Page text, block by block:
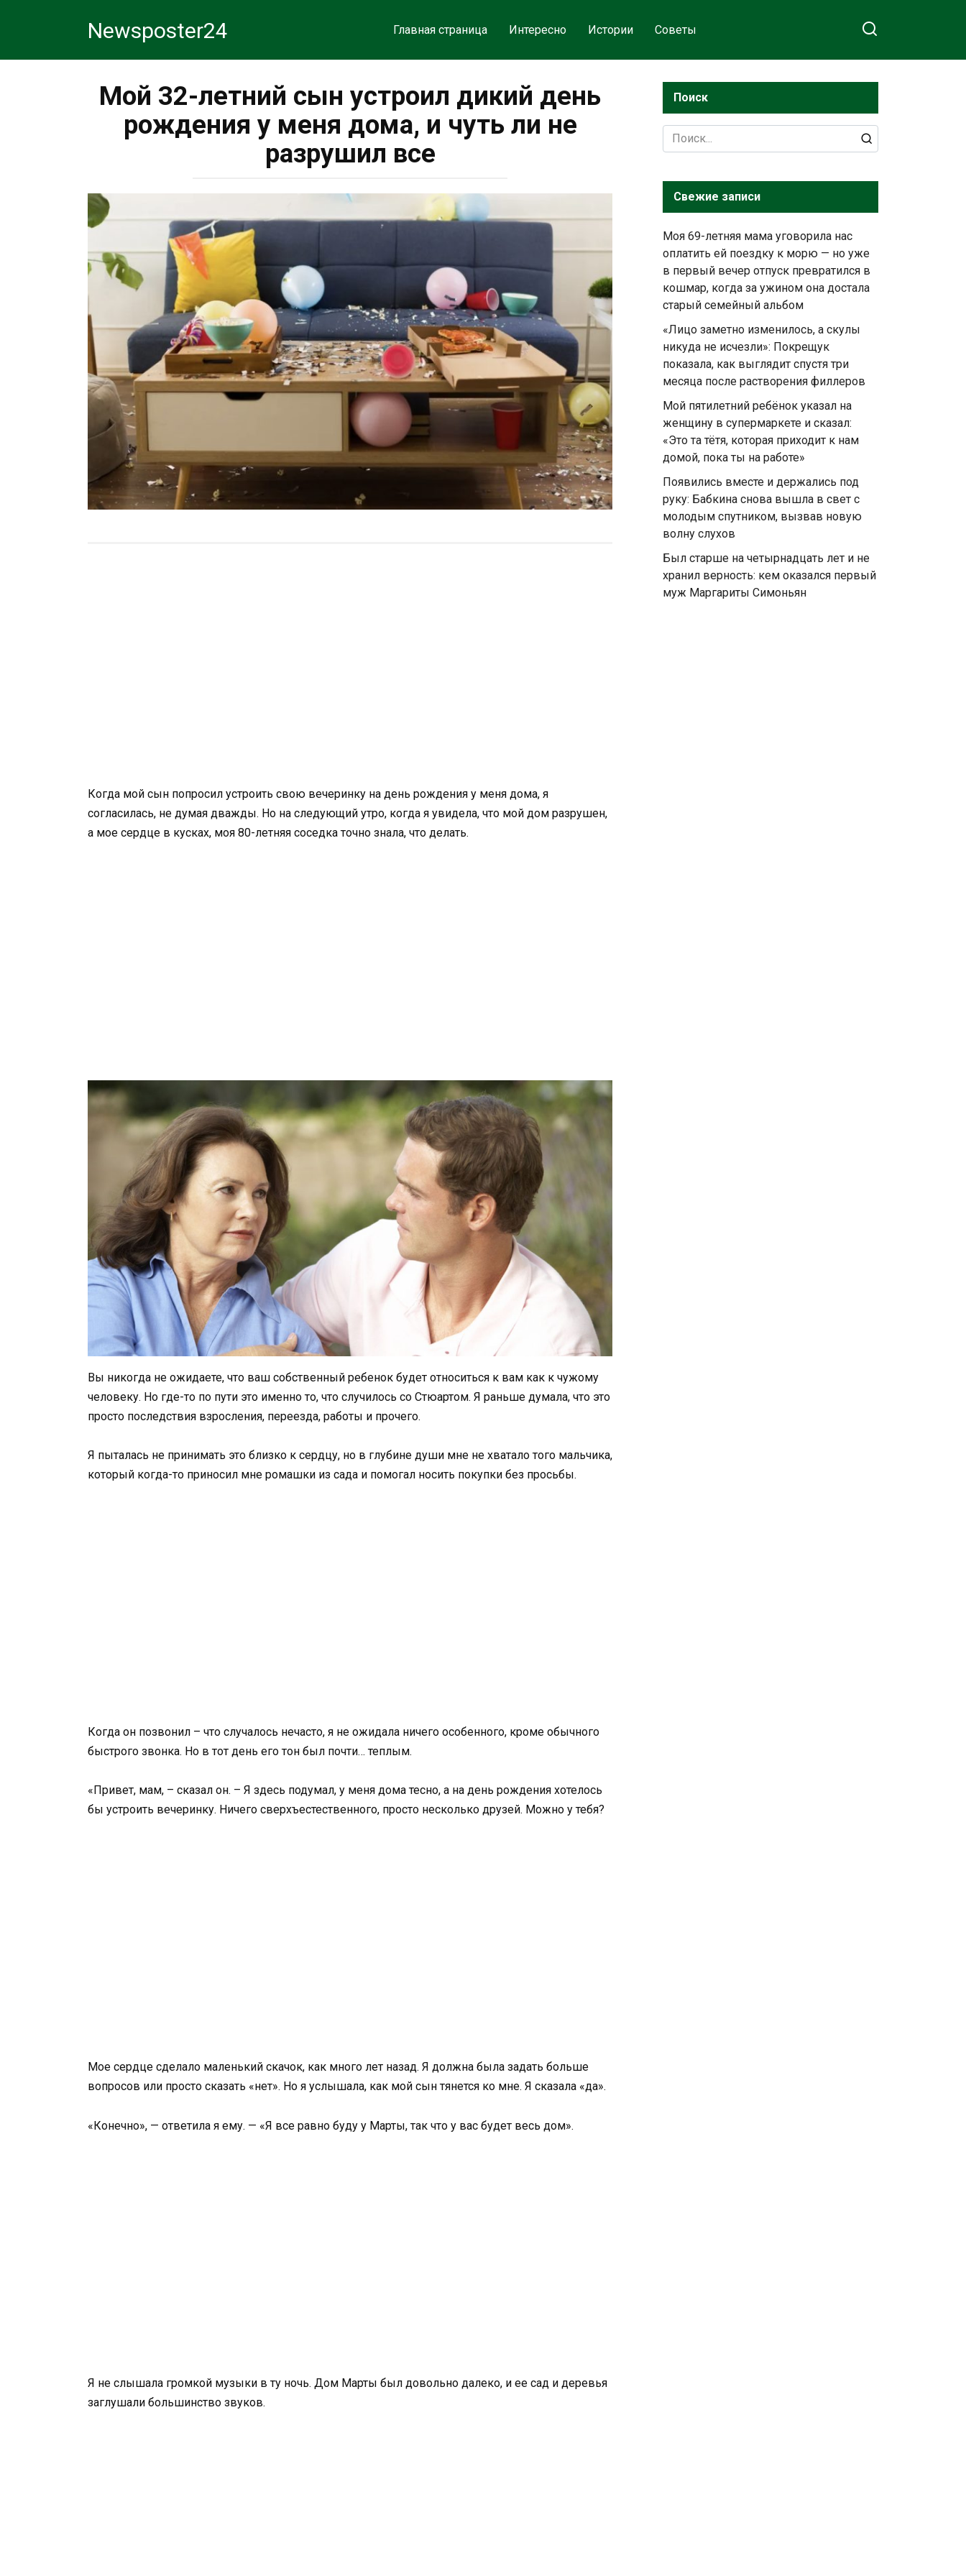
Newsposter24 Главная страница Интересно Истории Советы
Мой 32-летний сын устроил дикий день
рождения у меня дома, и чуть ли не
разрушил все
Когда мой сын попросил устроить свою вечеринку на день рождения у меня дома, я
согласилась, не думая дважды. Но на следующий утро, когда я увидела, что мой дом разрушен,
а мое сердце в кусках, моя 80-летняя соседка точно знала, что делать.
Вы никогда не ожидаете, что ваш собственный ребенок будет относиться к вам как к чужому
человеку. Но где-то по пути это именно то, что случилось со Стюартом. Я раньше думала, что это
просто последствия взросления, переезда, работы и прочего.
Я пыталась не принимать это близко к сердцу, но в глубине души мне не хватало того мальчика,
который когда-то приносил мне ромашки из сада и помогал носить покупки без просьбы.
Когда он позвонил – что случалось нечасто, я не ожидала ничего особенного, кроме обычного
быстрого звонка. Но в тот день его тон был почти… теплым.
«Привет, мам, – сказал он. – Я здесь подумал, у меня дома тесно, а на день рождения хотелось
бы устроить вечеринку. Ничего сверхъестественного, просто несколько друзей. Можно у тебя?
Мое сердце сделало маленький скачок, как много лет назад. Я должна была задать больше
вопросов или просто сказать «нет». Но я услышала, как мой сын тянется ко мне. Я сказала «да».
«Конечно», — ответила я ему. — «Я все равно буду у Марты, так что у вас будет весь дом».
Я не слышала громкой музыки в ту ночь. Дом Марты был довольно далеко, и ее сад и деревья
заглушали большинство звуков.
Поиск
Search
for:
Свежие записи
Моя 69-летняя мама уговорила нас
оплатить ей поездку к морю — но уже
в первый вечер отпуск превратился в
кошмар, когда за ужином она достала
старый семейный альбом
«Лицо заметно изменилось, а скулы
никуда не исчезли»: Покрещук
показала, как выглядит спустя три
месяца после растворения филлеров
Мой пятилетний ребёнок указал на
женщину в супермаркете и сказал:
«Это та тётя, которая приходит к нам
домой, пока ты на работе»
Появились вместе и держались под
руку: Бабкина снова вышла в свет с
молодым спутником, вызвав новую
волну слухов
Был старше на четырнадцать лет и не
хранил верность: кем оказался первый
муж Маргариты Симоньян